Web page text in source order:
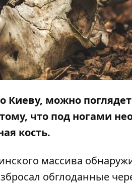
можно
что под ногами
кость.
массива
обглоданные